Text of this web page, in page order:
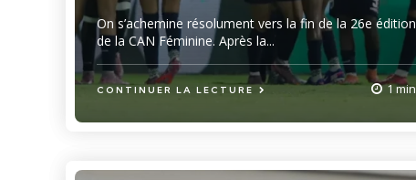
On s’achemine résolument vers la fin de la 26e édition
de la CAN Féminine. Après la...
CONTINUER LA LECTURE 1 min